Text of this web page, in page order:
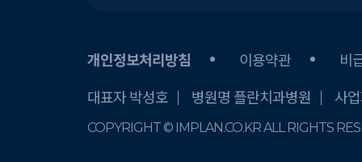
개인정보처리방침 이용약관
비
대표자 박성호
병원명 플란치과병원 사
COPYRIGHT © IMPLAN.CO.KR ALL RIGHTS